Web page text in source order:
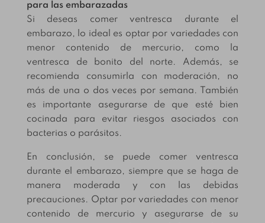
para las embarazadas
Si deseas comer ventresca durante el
embarazo, lo ideal es optar por variedades con
menor contenido de mercurio, como la
ventresca de bonito del norte. Además, se
recomienda consumirla con moderación, no
más de una o dos veces por semana. También
es importante asegurarse de que esté bien
cocinada para evitar riesgos asociados con
bacterias o parásitos.
En conclusión, se puede comer ventresca
durante el embarazo, siempre que se haga de
manera moderada y con las debidas
precauciones. Optar por variedades con menor
contenido de mercurio y asegurarse de su